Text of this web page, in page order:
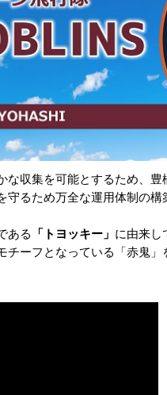
収集を可能とするため、
るため万全な運用体制の構
ある
「トヨッキー」 に由来し
チーフとなっている「赤鬼」